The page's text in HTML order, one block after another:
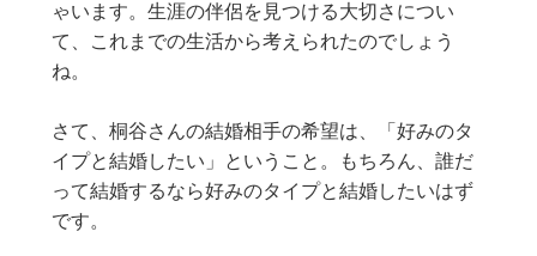
ゃいます。生涯の伴侶を見つける大切さについ
て、これまでの生活から考えられたのでしょう
ね。
さて、桐谷さんの結婚相手の希望は、「好みのタ
イプと結婚したい」ということ。もちろん、誰だ
って結婚するなら好みのタイプと結婚したいはず
です。